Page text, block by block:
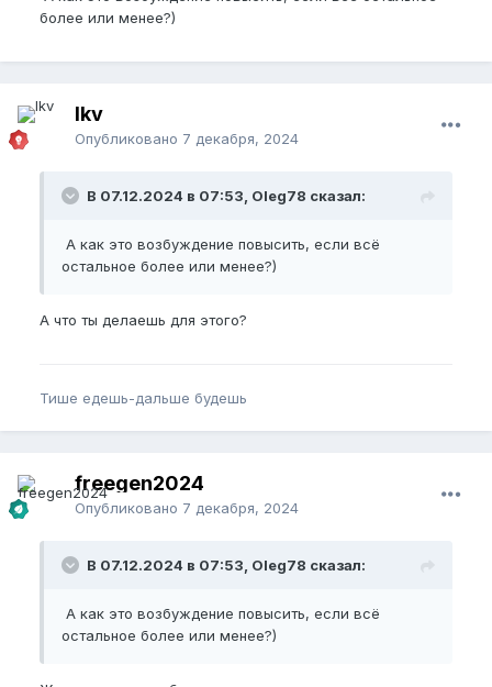
более или менее?)
lkv
Опубликовано 7 декабря, 2024
В 07.12.2024 в 07:53, Oleg78 сказал:
А как это возбуждение повысить, если всё
остальное более или менее?)
А что ты делаешь для этого?
Тише едешь-дальше будешь
freegen2024
Опубликовано 7 декабря, 2024
В 07.12.2024 в 07:53, Oleg78 сказал:
А как это возбуждение повысить, если всё
остальное более или менее?)